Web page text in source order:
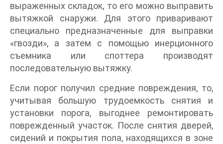
выраженных складок, то его можно выправить
вытяжкой снаружи. Для этого приваривают
специально предназначенные для выправки
«гвозди», а затем с помощью инерционного
съемника или споттера производят
последовательную вытяжку.
Если порог получил средние повреждения, то,
учитывая большую трудоемкость снятия и
установки порога, выгоднее ремонтировать
поврежденный участок. После снятия дверей,
сидений и покрытия пола, находящихся в зоне